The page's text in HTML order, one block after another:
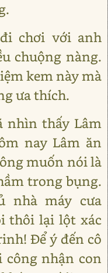
chơi với anh
chuộng nàng.
kem này mà
ưa thích.
nhìn thấy Lâm
nay Lâm ăn
muốn nói là
trong bụng.
nhà máy cưa
thôi lại lột xác
Để ý đến cô
công nhận con